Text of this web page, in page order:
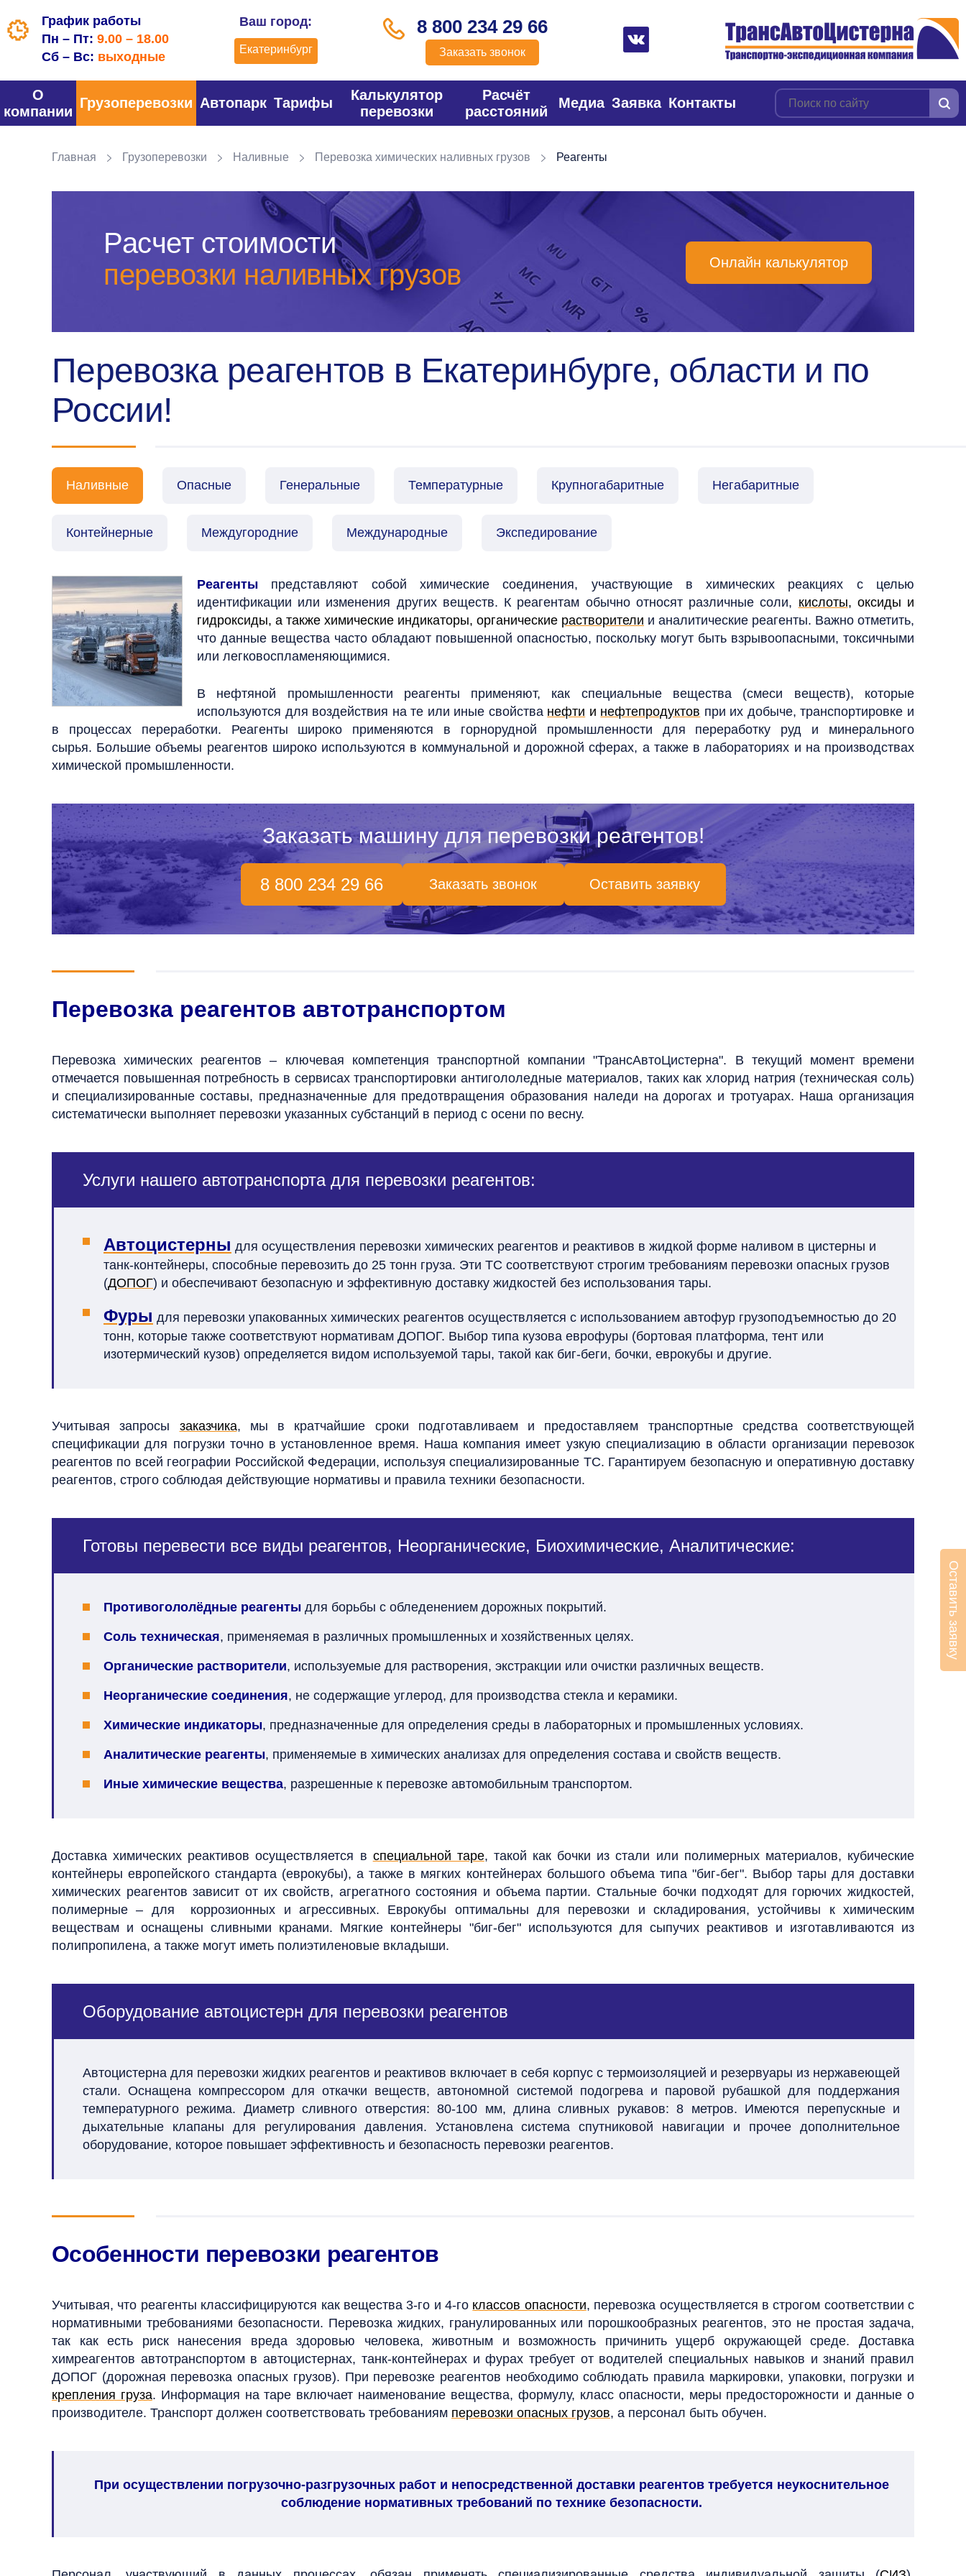
График работы
Пн – Пт: 9.00 – 18.00
Сб – Вс: выходные
Ваш город:
Екатеринбург
8 800 234 29 66
Заказать звонок
О
компании
Грузоперевозки Автопарк Тарифы
Калькулятор
перевозки
Расчёт
расстояний
Медиа Заявка Контакты
Главная Грузоперевозки Наливные Перевозка химических наливных грузов Реагенты
Расчет стоимости
перевозки наливных грузов
Онлайн калькулятор
Перевозка реагентов в Екатеринбурге, области и по
России!
Наливные Опасные Генеральные Температурные Крупногабаритные Негабаритные
Контейнерные Междугородние Международные Экспедирование
Реагенты представляют собой химические соединения, участвующие в химических реакциях с целью
идентификации или изменения других веществ. К реагентам обычно относят различные соли, кислоты, оксиды и
гидроксиды, а также химические индикаторы, органические растворители и аналитические реагенты. Важно отметить,
что данные вещества часто обладают повышенной опасностью, поскольку могут быть взрывоопасными, токсичными
или легковоспламеняющимися.
В нефтяной промышленности реагенты применяют, как специальные вещества (смеси веществ), которые
используются для воздействия на те или иные свойства нефти и нефтепродуктов при их добыче, транспортировке и
в процессах переработки. Реагенты широко применяются в горнорудной промышленности для переработку руд и минерального
сырья. Большие объемы реагентов широко используются в коммунальной и дорожной сферах, а также в лабораториях и на производствах
химической промышленности.
Заказать машину для перевозки реагентов!
8 800 234 29 66 Заказать звонок Оставить заявку
Перевозка реагентов автотранспортом
Перевозка химических реагентов – ключевая компетенция транспортной компании "ТрансАвтоЦистерна". В текущий момент времени
отмечается повышенная потребность в сервисах транспортировки антигололедные материалов, таких как хлорид натрия (техническая соль)
и специализированные составы, предназначенные для предотвращения образования наледи на дорогах и тротуарах. Наша организация
систематически выполняет перевозки указанных субстанций в период с осени по весну.
Услуги нашего автотранспорта для перевозки реагентов:
Автоцистерны для осуществления перевозки химических реагентов и реактивов в жидкой форме наливом в цистерны и
танк-контейнеры, способные перевозить до 25 тонн груза. Эти ТС соответствуют строгим требованиям перевозки опасных грузов
(ДОПОГ) и обеспечивают безопасную и эффективную доставку жидкостей без использования тары.
Фуры для перевозки упакованных химических реагентов осуществляется с использованием автофур грузоподъемностью до 20
тонн, которые также соответствуют нормативам ДОПОГ. Выбор типа кузова еврофуры (бортовая платформа, тент или
изотермический кузов) определяется видом используемой тары, такой как биг-беги, бочки, еврокубы и другие.
Учитывая запросы заказчика, мы в кратчайшие сроки подготавливаем и предоставляем транспортные средства соответствующей
спецификации для погрузки точно в установленное время. Наша компания имеет узкую специализацию в области организации перевозок
реагентов по всей географии Российской Федерации, используя специализированные ТС. Гарантируем безопасную и оперативную доставку
реагентов, строго соблюдая действующие нормативы и правила техники безопасности.
Готовы перевести все виды реагентов, Неорганические, Биохимические, Аналитические:
Противогололёдные реагенты для борьбы с обледенением дорожных покрытий.
Соль техническая, применяемая в различных промышленных и хозяйственных целях.
Органические растворители, используемые для растворения, экстракции или очистки различных веществ.
Неорганические соединения, не содержащие углерод, для производства стекла и керамики.
Химические индикаторы, предназначенные для определения среды в лабораторных и промышленных условиях.
Аналитические реагенты, применяемые в химических анализах для определения состава и свойств веществ.
Иные химические вещества, разрешенные к перевозке автомобильным транспортом.
Доставка химических реактивов осуществляется в специальной таре, такой как бочки из стали или полимерных материалов, кубические
контейнеры европейского стандарта (еврокубы), а также в мягких контейнерах большого объема типа "биг-бег". Выбор тары для доставки
химических реагентов зависит от их свойств, агрегатного состояния и объема партии. Стальные бочки подходят для горючих жидкостей,
полимерные – для
коррозионных и агрессивных. Еврокубы оптимальны для перевозки и складирования, устойчивы к химическим
веществам и оснащены сливными кранами. Мягкие контейнеры "биг-бег" используются для сыпучих реактивов и изготавливаются из
полипропилена, а также могут иметь полиэтиленовые вкладыши.
Оборудование автоцистерн для перевозки реагентов
Автоцистерна для перевозки жидких реагентов и реактивов включает в себя корпус с термоизоляцией и резервуары из нержавеющей
стали. Оснащена компрессором для откачки веществ, автономной системой подогрева и паровой рубашкой для поддержания
температурного режима. Диаметр сливного отверстия: 80-100 мм, длина сливных рукавов: 8 метров. Имеются перепускные и
дыхательные клапаны для регулирования давления. Установлена система спутниковой навигации и прочее дополнительное
оборудование, которое повышает эффективность и безопасность перевозки реагентов.
Особенности перевозки реагентов
Учитывая, что реагенты классифицируются как вещества 3-го и 4-го классов опасности, перевозка осуществляется в строгом соответствии с
нормативными требованиями безопасности. Перевозка жидких, гранулированных или порошкообразных реагентов, это не простая задача,
так как есть риск нанесения вреда здоровью человека, животным и возможность причинить ущерб окружающей среде. Доставка
химреагентов автотранспортом в автоцистернах, танк-контейнерах и фурах требует от водителей специальных навыков и знаний правил
ДОПОГ (дорожная перевозка опасных грузов). При перевозке реагентов необходимо соблюдать правила маркировки, упаковки, погрузки и
крепления груза. Информация на таре включает наименование вещества, формулу, класс опасности, меры предосторожности и данные о
производителе. Транспорт должен соответствовать требованиям перевозки опасных грузов, а персонал быть обучен.
При осуществлении погрузочно-разгрузочных работ и непосредственной доставки реагентов требуется неукоснительное
соблюдение нормативных требований по технике безопасности.
Оставить заявку